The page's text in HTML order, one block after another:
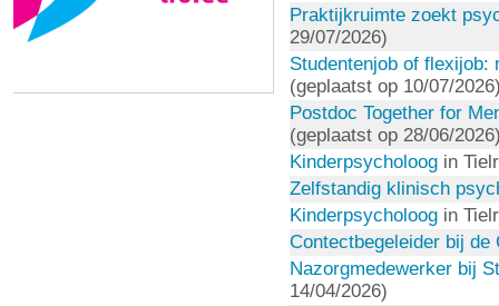
Praktijkruimte zoekt
29/07/2026)
Studentenjob of flexijob:
(geplaatst op 10/07/
Postdoc Together for
(geplaatst op 28/06/
Kinderpsycholoog in
Zelfstandig klinisch
Kinderpsycholoog in
Contectbegeleider bij de
Nazorgmedewerker bij
14/04/2026)